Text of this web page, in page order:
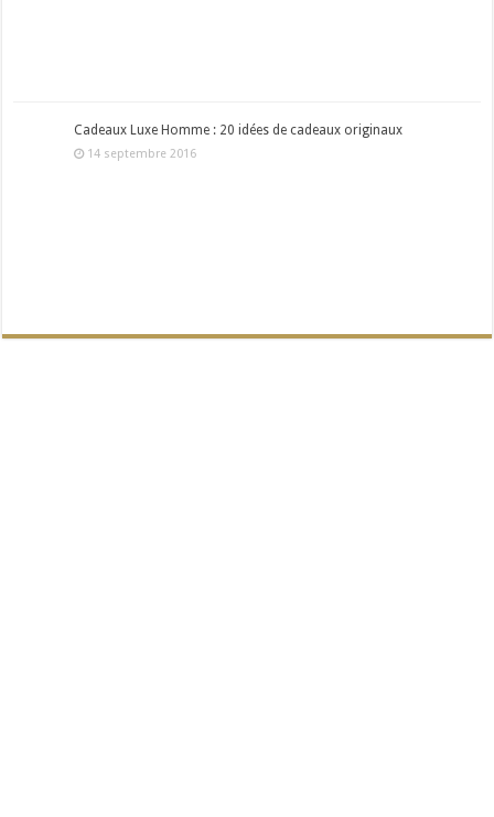
Cadeaux Luxe Homme : 20 idées de cadeaux originaux
14 septembre 2016